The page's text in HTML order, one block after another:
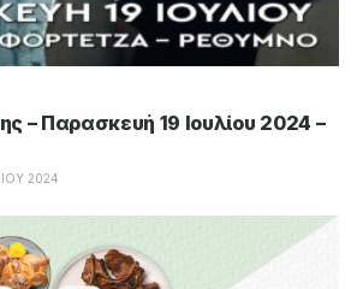
– Παρασκευή 19 Ιουλίου 2024 –
2024